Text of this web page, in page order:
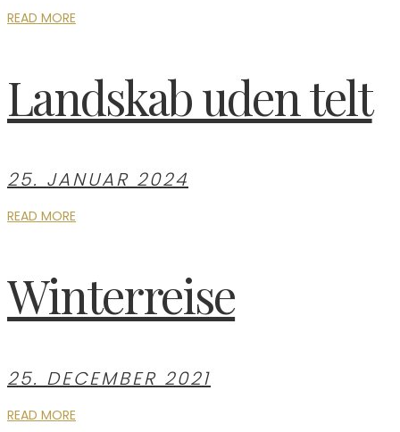
READ MORE
Landskab uden telt
25. JANUAR 2024
READ MORE
Winterreise
25. DECEMBER 2021
READ MORE